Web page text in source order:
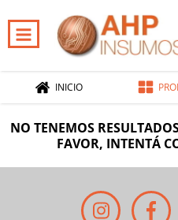
INICIO
NO TENEMOS
FAVOR, INTENTÁ